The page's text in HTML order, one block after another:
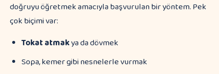
doğruyu öğretmek amacıyla başvurulan bir yöntem. Pek
çok biçimi var:
Tokat atmakya da dövmek
Sopa, kemer gibi nesnelerle vurmak